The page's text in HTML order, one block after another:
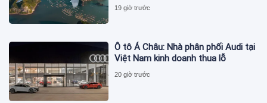
19 giờ trước
Ô tô Á Châu: Nhà phân phối Audi tại
Việt Nam kinh doanh thua lỗ
20 giờ trước